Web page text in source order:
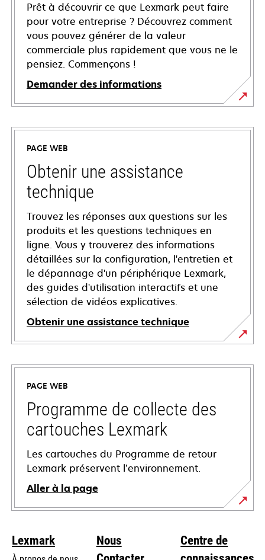
Prêt à découvrir ce que Lexmark peut faire
pour votre entreprise ? Découvrez comment
vous pouvez générer de la valeur
commerciale plus rapidement que vous ne le
pensiez. Commençons !
Demander des informations
PAGE WEB
Obtenir une assistance
technique
Trouvez les réponses aux questions sur les
produits et les questions techniques en
ligne. Vous y trouverez des informations
détaillées sur la configuration, l'entretien et
le dépannage d'un périphérique Lexmark,
des guides d'utilisation interactifs et une
sélection de vidéos explicatives.
Obtenir une assistance technique
s’ouvre
dans
nouvel
onglet
PAGE WEB
Programme de collecte des
cartouches Lexmark
Les cartouches du Programme de retour
Lexmark préservent l’environnement.
Aller à la page
Lexmark
Nous
Centre de